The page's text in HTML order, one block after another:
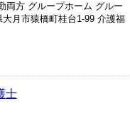
両方 グループホーム グルー
月市猿橋町桂台1-99 介護福
士